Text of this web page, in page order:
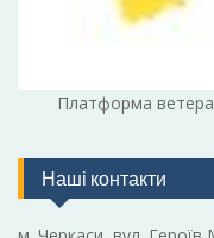
Платформа
Наші контакти